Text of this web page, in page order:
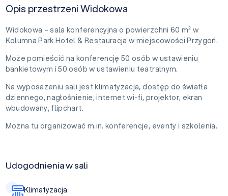
Opis przestrzeni Widokowa
Widokowa – sala konferencyjna o powierzchni 60 m² w
Kolumna Park Hotel & Restauracja w miejscowości Przygoń.
Może pomieścić na konferencję 50 osób w ustawieniu
bankietowym i 50 osób w ustawieniu teatralnym.
Na wyposażeniu sali jest klimatyzacja, dostęp do światła
dziennego, nagłośnienie, internet wi-fi, projektor, ekran
wbudowany, flipchart.
Można tu organizować m.in. konferencje, eventy i szkolenia.
Udogodnienia w sali
Klimatyzacja